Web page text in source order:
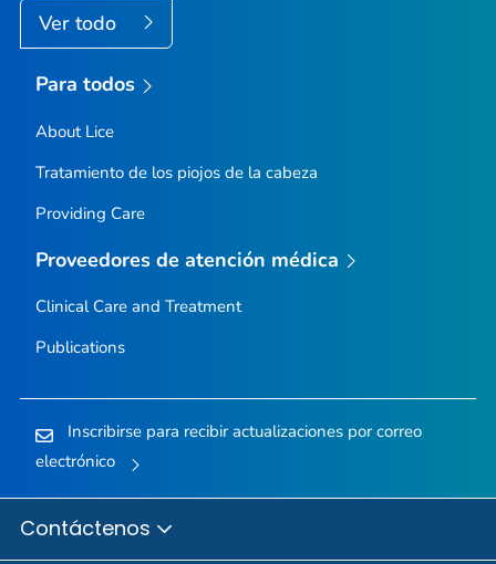
Ver todo
Para todos
About Lice
Tratamiento de los piojos de la cabeza
Providing Care
Proveedores de atención médica
Clinical Care and Treatment
Publications
Inscribirse para recibir actualizaciones por correo
electrónico
Contáctenos